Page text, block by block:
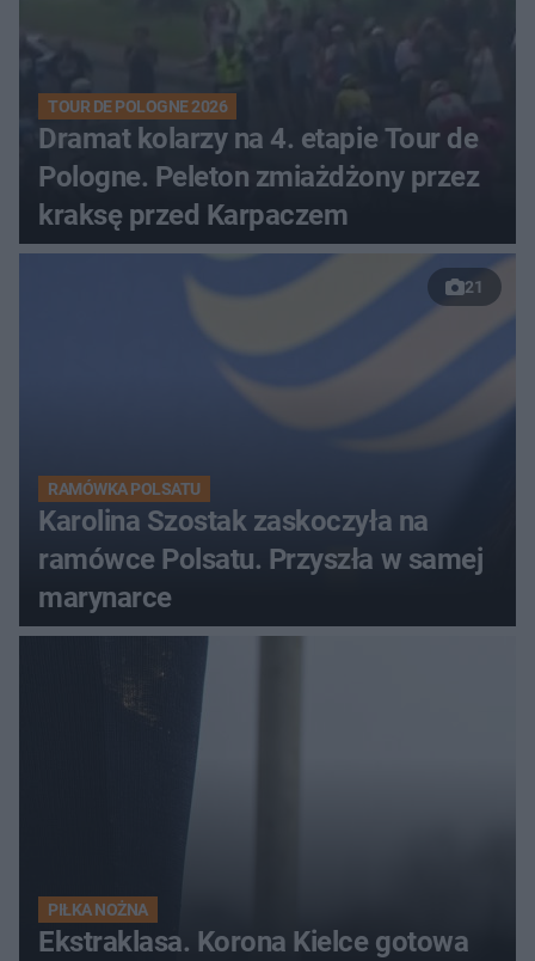
TOUR DE POLOGNE 2026
Dramat kolarzy na 4. etapie Tour de
Pologne. Peleton zmiażdżony przez
kraksę przed Karpaczem
21
RAMÓWKA POLSATU
Karolina Szostak zaskoczyła na
ramówce Polsatu. Przyszła w samej
marynarce
PIŁKA NOŻNA
Ekstraklasa. Korona Kielce gotowa